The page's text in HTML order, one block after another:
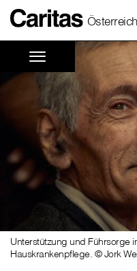
Österreich
Unterstützung und Führsorge
Hauskrankenpflege. © Jork